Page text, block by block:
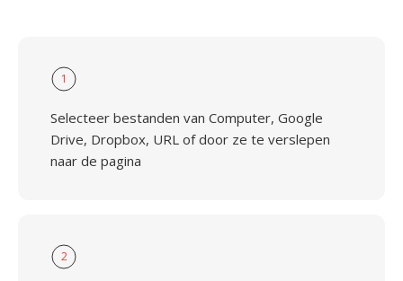
1
Selecteer bestanden van Computer, Google
Drive, Dropbox, URL of door ze te verslepen
naar de pagina
2